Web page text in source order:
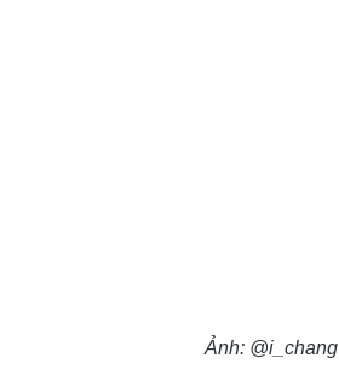
Ảnh: @i_chang